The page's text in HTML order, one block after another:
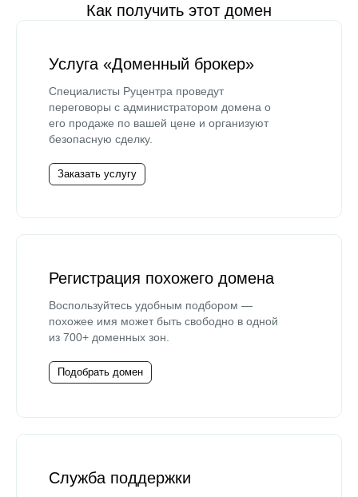
Как получить этот домен
Услуга «Доменный брокер»
Специалисты Руцентра проведут
переговоры с администратором домена о
его продаже по вашей цене и организуют
безопасную сделку.
Заказать услугу
Регистрация похожего домена
Воспользуйтесь удобным подбором —
похожее имя может быть свободно в одной
из 700+ доменных зон.
Подобрать домен
Служба поддержки